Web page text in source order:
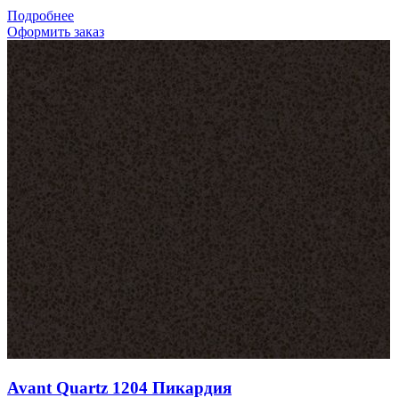
Подробнее
Оформить заказ
Avant Quartz 1204 Пикардия